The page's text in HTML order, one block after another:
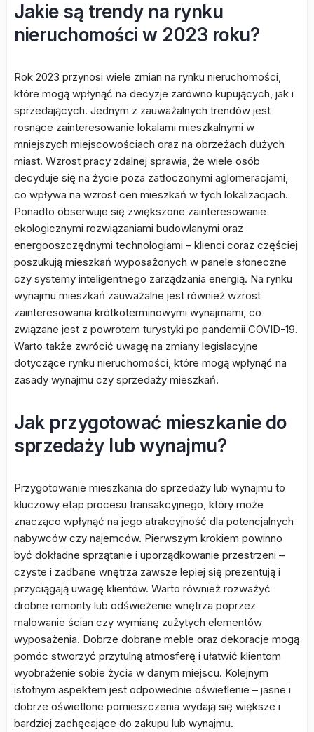
Jakie są trendy na rynku
nieruchomości w 2023 roku?
Rok 2023 przynosi wiele zmian na rynku nieruchomości,
które mogą wpłynąć na decyzje zarówno kupujących, jak i
sprzedających. Jednym z zauważalnych trendów jest
rosnące zainteresowanie lokalami mieszkalnymi w
mniejszych miejscowościach oraz na obrzeżach dużych
miast. Wzrost pracy zdalnej sprawia, że wiele osób
decyduje się na życie poza zatłoczonymi aglomeracjami,
co wpływa na wzrost cen mieszkań w tych lokalizacjach.
Ponadto obserwuje się zwiększone zainteresowanie
ekologicznymi rozwiązaniami budowlanymi oraz
energooszczędnymi technologiami – klienci coraz częściej
poszukują mieszkań wyposażonych w panele słoneczne
czy systemy inteligentnego zarządzania energią. Na rynku
wynajmu mieszkań zauważalne jest również wzrost
zainteresowania krótkoterminowymi wynajmami, co
związane jest z powrotem turystyki po pandemii COVID-19.
Warto także zwrócić uwagę na zmiany legislacyjne
dotyczące rynku nieruchomości, które mogą wpłynąć na
zasady wynajmu czy sprzedaży mieszkań.
Jak przygotować mieszkanie do
sprzedaży lub wynajmu?
Przygotowanie mieszkania do sprzedaży lub wynajmu to
kluczowy etap procesu transakcyjnego, który może
znacząco wpłynąć na jego atrakcyjność dla potencjalnych
nabywców czy najemców. Pierwszym krokiem powinno
być dokładne sprzątanie i uporządkowanie przestrzeni –
czyste i zadbane wnętrza zawsze lepiej się prezentują i
przyciągają uwagę klientów. Warto również rozważyć
drobne remonty lub odświeżenie wnętrza poprzez
malowanie ścian czy wymianę zużytych elementów
wyposażenia. Dobrze dobrane meble oraz dekoracje mogą
pomóc stworzyć przytulną atmosferę i ułatwić klientom
wyobrażenie sobie życia w danym miejscu. Kolejnym
istotnym aspektem jest odpowiednie oświetlenie – jasne i
dobrze oświetlone pomieszczenia wydają się większe i
bardziej zachęcające do zakupu lub wynajmu.